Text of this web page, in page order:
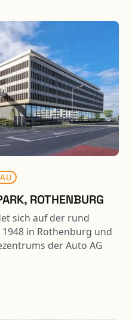
mit Fahrzeugen bis 40
Hauptplatz ist
Dazu wurden die
mit Stahlpilzen,
Deckenbelastungen
Teil aus
ROTHENBURG
sich auf der rund
1948 in Rothenburg und
der Auto AG
, Ausstellungs- und
Das zugehörige 6-